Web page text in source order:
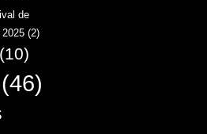
de
(2)
(10)
(46)